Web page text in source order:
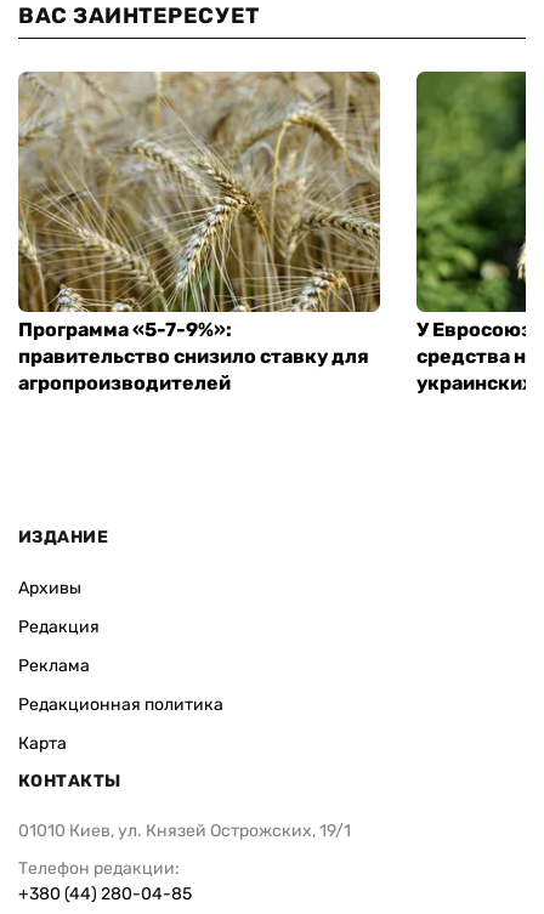
ВАС ЗАИНТЕРЕСУЕТ
Программа «5-7-9%»:
правительство снизило ставку для
агропроизводителей
У
средства
ИЗДАНИЕ
Архивы
Редакция
Реклама
Редакционная политика
Карта
КОНТАКТЫ
01010 Киев, ул. Князей Острожских, 19/1
Телефон редакции:
+380 (44) 280-04-85